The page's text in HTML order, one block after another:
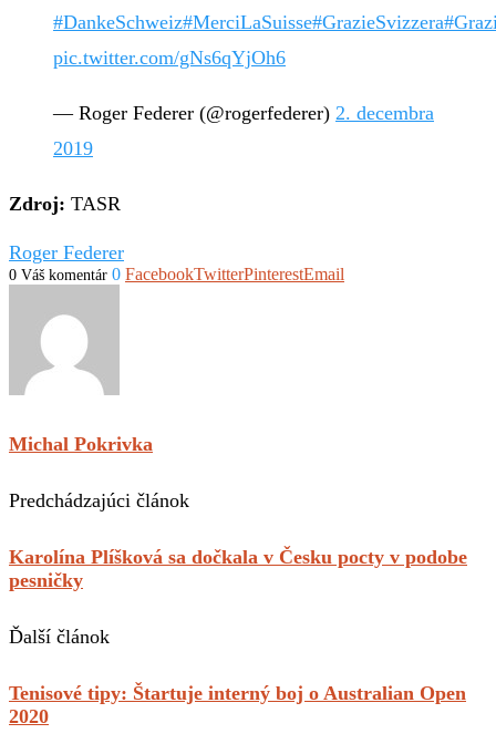
#DankeSchweiz#MerciLaSuisse#GrazieSvizzera
pic.twitter.com/gNs6qYjOh6
— Roger Federer (@rogerfederer) 2. decembra
2019
Zdroj: TASR
Roger Federer
0 Váš komentár 0 FacebookTwitterPinterestEmail
Michal Pokrivka
Predchádzajúci článok
Karolína Plíšková sa dočkala v Česku pocty v podobe
pesničky
Ďalší článok
Tenisové tipy: Štartuje interný boj o Australian Open
2020